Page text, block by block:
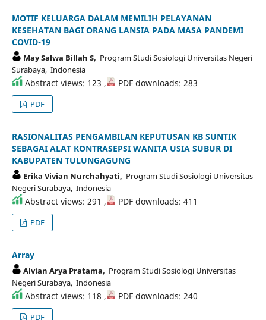
MOTIF KELUARGA DALAM MEMILIH PELAYANAN
KESEHATAN BAGI ORANG LANSIA PADA MASA PANDEMI
COVID-19
May Salwa Billah S, Program Studi Sosiologi Universitas Negeri
Surabaya, Indonesia
Abstract views: 123 , PDF downloads: 283
PDF
RASIONALITAS PENGAMBILAN KEPUTUSAN KB SUNTIK
SEBAGAI ALAT KONTRASEPSI WANITA USIA SUBUR DI
KABUPATEN TULUNGAGUNG
Erika Vivian Nurchahyati, Program Studi Sosiologi Universitas
Negeri Surabaya, Indonesia
Abstract views: 291 , PDF downloads: 411
PDF
Array
Alvian Arya Pratama, Program Studi Sosiologi Universitas
Negeri Surabaya, Indonesia
Abstract views: 118 , PDF downloads: 240
PDF